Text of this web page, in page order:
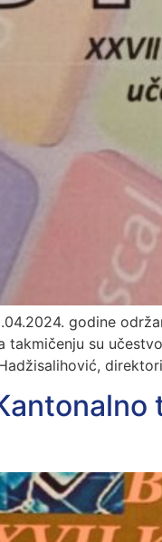
godine
su